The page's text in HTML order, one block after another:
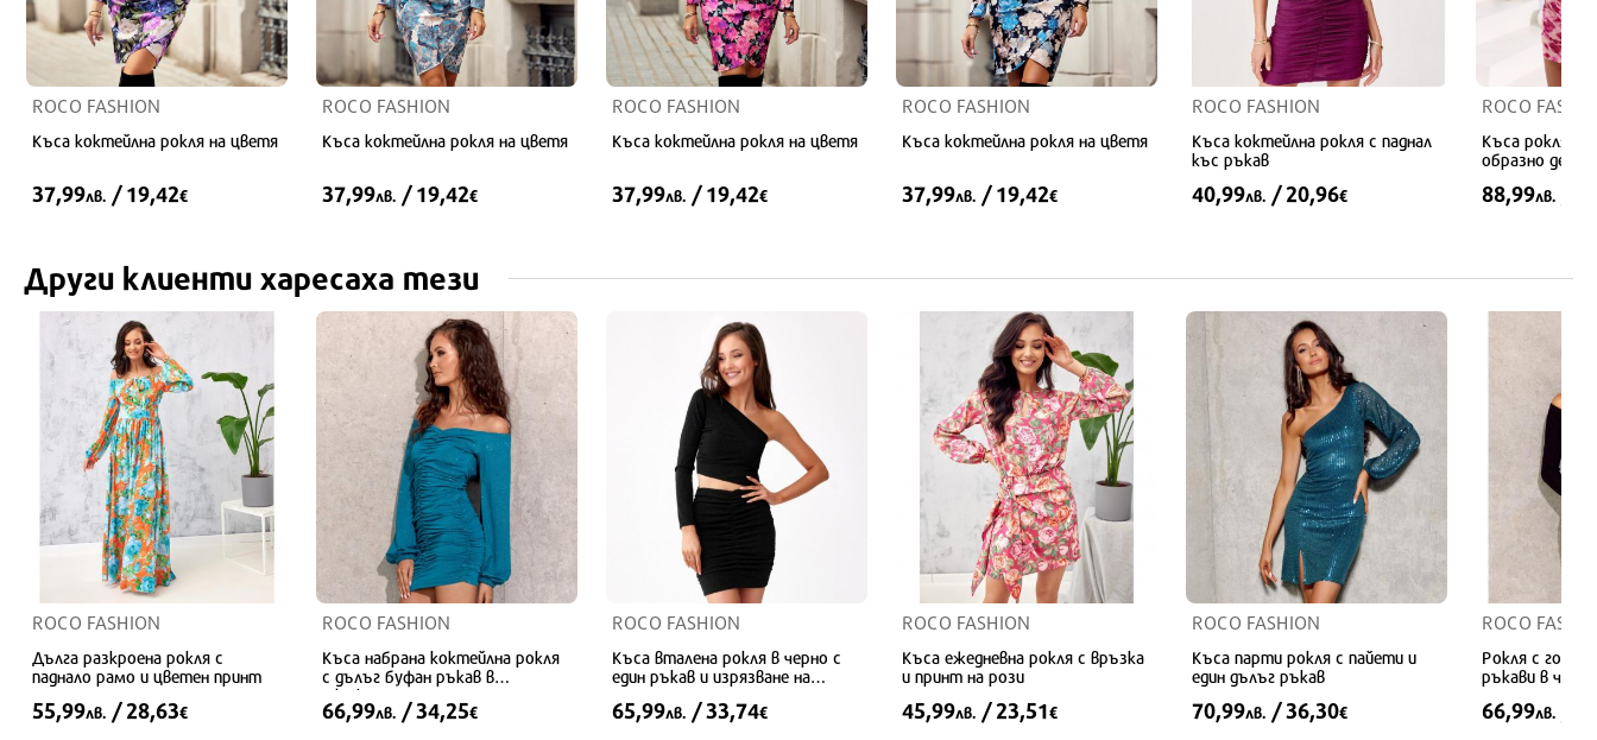
36 34
ROCO FASHION
Къса коктейлна рокля на цветя
37,99лв. / 19,42€
ROCO FASHION
Къса коктейлна рокля на цветя
37,99лв. / 19,42€
ROCO FASHION
Къса коктейлна рокля на цветя
37,99лв. / 19,42€
ROCO FASHION
Къса коктейлна рокля на цветя
37,99лв. / 19,42€
ROCO FASHION
Къса коктейлна рокля с паднал
къс ръкав
40,99лв. / 20,96€
ROCO
Къса рокля
образно
88,99лв.
Други клиенти харесаха тези
ROCO FASHION
Дълга разкроена рокля с
паднало рамо и цветен принт
55,99лв. / 28,63€
ROCO FASHION
Къса набрана коктейлна рокля
с дълъг буфан ръкав в
тюркоазно
66,99лв. / 34,25€
ROCO FASHION
Къса вталена рокля в черно с
един ръкав и изрязване на
65,99лв. / 33,74€
ROCO FASHION
Къса ежедневна рокля с връзка
и принт на рози
45,99лв. / 23,51€
ROCO FASHION
Къса парти рокля с пайети и
един дълъг ръкав
70,99лв. / 36,30€
ROCO
Рокля с голи
ръкави в черно
66,99лв.